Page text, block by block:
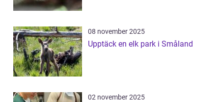
08 november 2025
Upptäck en elk park i Småland
02 november 2025